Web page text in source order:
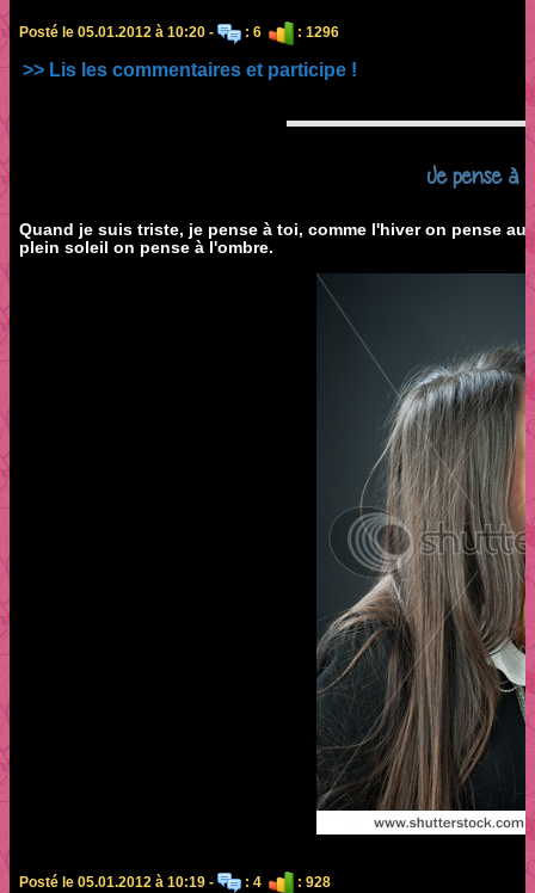
Posté le 05.01.2012 à 10:20 - : 6 : 1296
>> Lis les commentaires et participe !
Je pense à
Quand je suis triste, je pense à toi, comme l'hiver on pense
plein soleil on pense à l'ombre.
Posté le 05.01.2012 à 10:19 - : 4 : 928